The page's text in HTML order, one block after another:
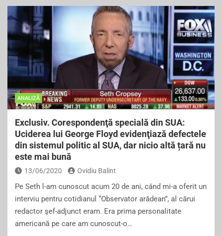
c
e
b
o
o
k
tt
er
ai
ar
e
ANALIZĂ
Exclusiv. Corespondenţă specială din SUA:
Uciderea lui George Floyd evidenţiază defectele
din sistemul politic al SUA, dar nicio altă țară nu
este mai bună
13/06/2020 Ovidiu Balint
Pe Seth l-am cunoscut acum 20 de ani, când mi-a oferit un
interviu pentru cotidianul “Observator arădean”, al cărui
redactor şef-adjunct eram. Era prima personalitate
americană pe care am cunoscut-o…